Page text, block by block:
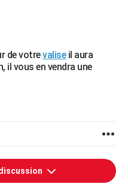
de votrevaliseil aura
il vous en vendra une